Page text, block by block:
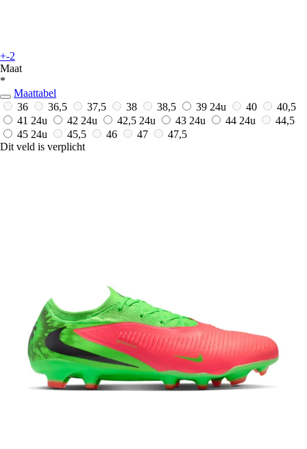
+-2
Maat
*
Maattabel
36
36,5 37,5 38 38,5 39 24u 40
40,5
41 24u 42 24u 42,5 24u 43 24u 44 24u
44,5
45 24u 45,5 46 47
47,5
Dit veld is verplicht